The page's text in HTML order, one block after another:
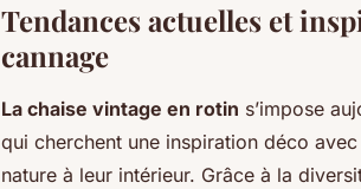
Tendances actuelles et
cannage
La chaise vintage en rotin s’impose
qui cherchent une inspiration déco
nature à leur intérieur. Grâce à la